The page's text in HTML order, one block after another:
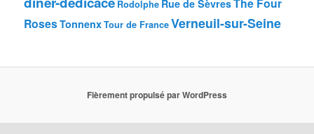
Rodolphe Rue de SèvresThe Four
RosesTonnenxTour de FranceVerneuil-sur-Seine
Fièrement propulsé par WordPress